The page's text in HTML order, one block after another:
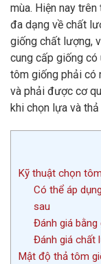
mùa. Hiện nay
đa dạng về chất
giống chất lượng,
cung cấp giống có
tôm giống phải có
và phải được cơ
khi chọn lựa và
Kỹ thuật chọn
Có thể áp
sau
Đánh giá bằng
Đánh giá chất
Mật độ thả tôm